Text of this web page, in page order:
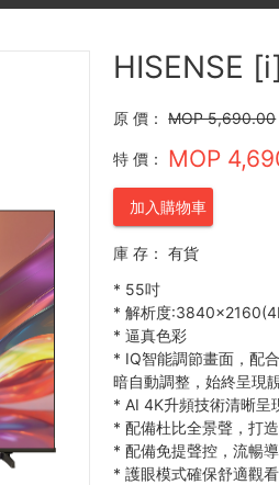
HISENSE
原 價： MOP 5,690.00
特 價： MOP
加入購物車
庫 存：
有貨
* 55吋
* 解析度
* 逼真色彩
* IQ智能調節畫面，配
暗自動調整，始終呈現
* AI 4K升頻技術清晰呈
* 配備杜比全景聲，打
* 配備免提聲控，流暢
* 護眼模式確保舒適觀